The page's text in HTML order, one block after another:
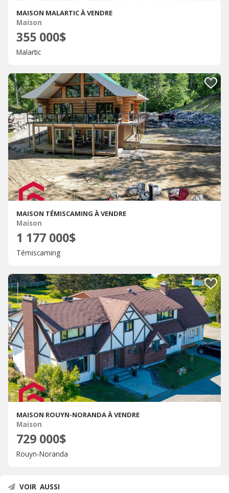
MAISON MALARTIC À VENDRE
Maison
355 000$
Malartic
MAISON TÉMISCAMING À VENDRE
Maison
1 177 000$
Témiscaming
MAISON ROUYN-NORANDA À VENDRE
Maison
729 000$
Rouyn-Noranda
VOIR AUSSI